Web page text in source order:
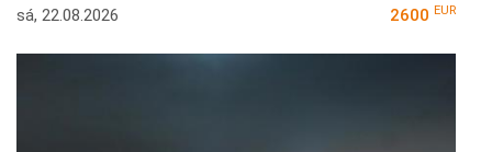
sá, 22.08.2026 2600 EUR